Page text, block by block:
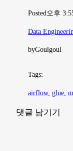
Posted오후
Data
byGoulgoul
Tags:
airflow, glue
댓글 남기기